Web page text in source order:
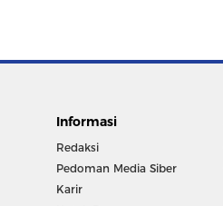
Informasi
Redaksi
Pedoman Media Siber
Karir